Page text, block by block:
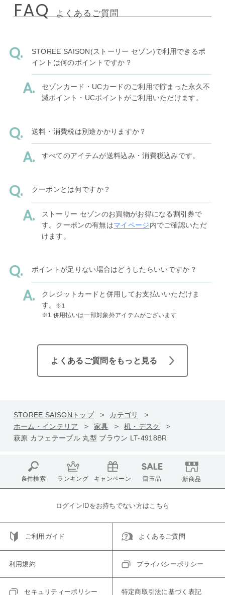
FAQ よくあるご質問
STOREE SAISON(ストーリー セゾン)で利用できるポ
イントは何のポイントですか？
セゾンカード・UCカードのご利用で貯まった永久不
滅ポイント・UCポイントがご利用いただけます。
送料・消費税は別途かかりますか？
すべてのアイテムが送料込み・消費税込みです。
クーポンとは何ですか？
ストーリー セゾンのお買物がお得になる割引券で
す。クーポンの有無はマイページ内でご確認いただ
けます。
ポイントが足りない場合はどうしたらいいですか？
クレジットカードと併用してお支払いいただけま
す。
※1
※1 併用払いは一部対象外アイテムがございます
よくあるご質問をもっと見る
STOREE SAISONトップ
カテゴリ
ホーム・インテリア
家具
机・デスク
萩原 カフェテーブル 丸型 ブラウン LT-4918BR
条件検索 ランキング キャンペーン 目玉品 新商品
ログインIDをお持ちでない方はこちら
ご利用ガイド よくあるご質問
利用規約 プライバシーポリシー
セキュリティーポリシー 特定商取引法に基づく表記